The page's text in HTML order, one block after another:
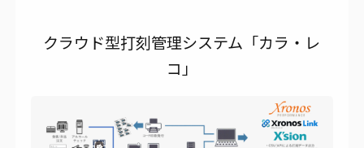
クラウド型打刻管理システム「カラ・レ
コ」